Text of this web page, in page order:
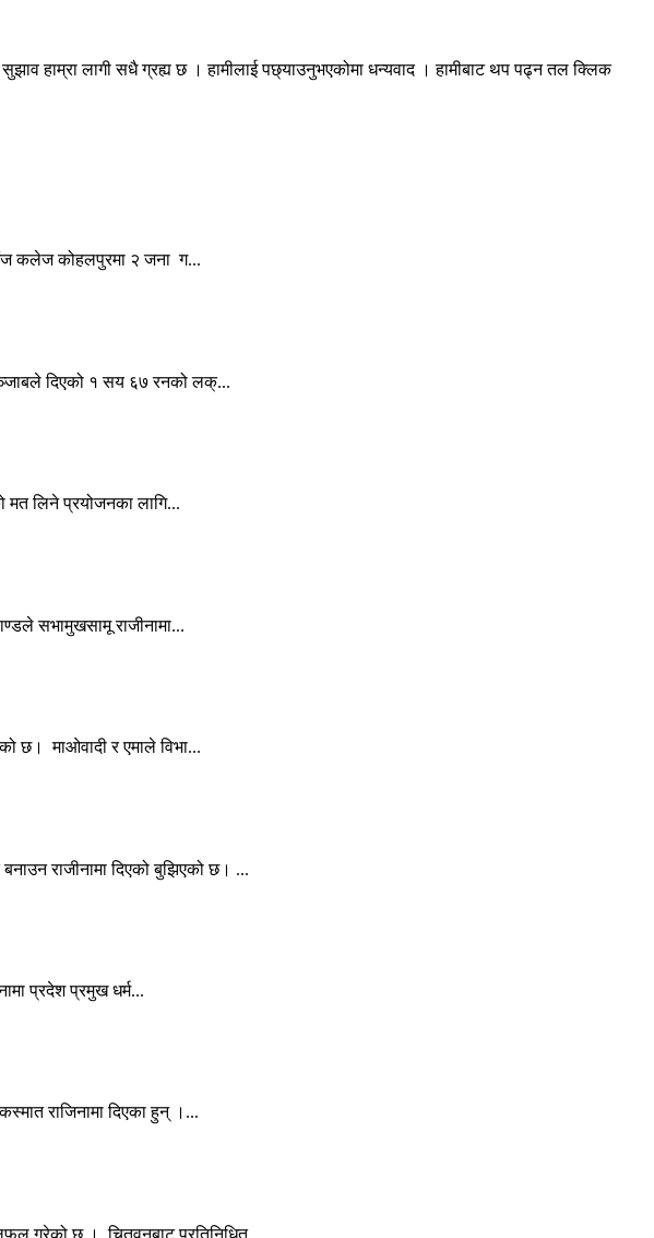
हाम्रा लागी सधै ग्रह्य छ । हामीलाई पछ्याउनुभएकोमा धन्यवाद । हामीबाट थप पढ्न तल क्लिक
कलेज कोहलपुरमा २ जना ग...
दिएको १ सय ६७ रनको लक्...
मत लिने प्रयोजनका लागि...
सभामुखसामू राजीनामा...
छ। माओवादी र एमाले विभा...
राजीनामा दिएको बुझिएको छ। ...
प्रदेश प्रमुख धर्म...
राजिनामा दिएका हुन् ।...
गरेको छ । चितवनबाट प्रतिनिधित...